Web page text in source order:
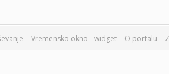
Vremensko okno - widget O portalu